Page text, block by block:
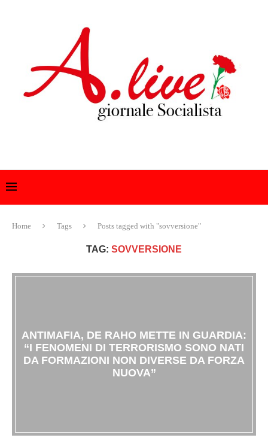
Home Tags Posts tagged with "sovversione"
TAG: SOVVERSIONE
ANTIMAFIA, DE RAHO METTE IN GUARDIA:
“I FENOMENI DI TERRORISMO SONO NATI
DA FORMAZIONI NON DIVERSE DA FORZA
NUOVA”